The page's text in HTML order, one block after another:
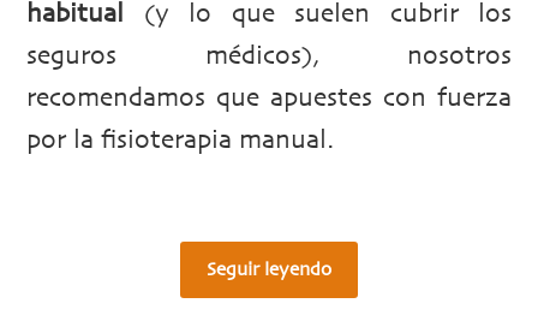
habitual
(y lo que suelen cubrir los
seguros médicos), nosotros
recomendamos que apuestes con fuerza
por la fisioterapia manual.
Seguir leyendo